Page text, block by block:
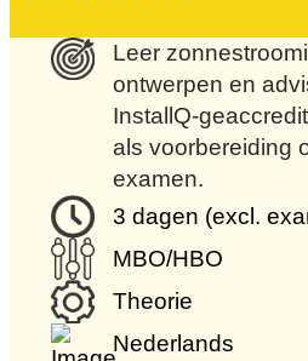
Leer
ontwerpen en
InstallQ-
als voorbereiding
examen.
3 dagen (excl.
MBO/HBO
Theorie
Nederlands